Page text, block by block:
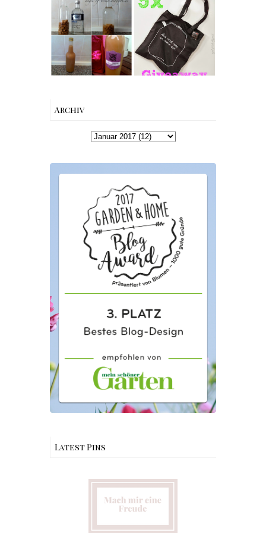
Karamell-
Wodka selber
machen –
einfaches
Rezept &
Geschenkidee
[gives away]
Limitierte
Tote-Bag
Edition von
Esther
Perbandt
Archiv
Latest Pins